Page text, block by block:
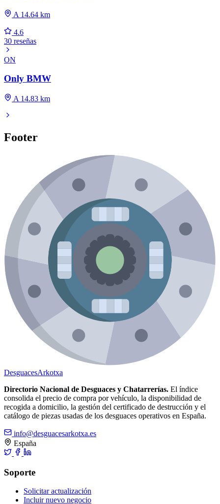
A 14.64 km
4.6
30 reseñas
ON
Only BMW
A 14.83 km
Footer
DesguacesArkotxa
Directorio Nacional de Desguaces y Chatarrerías. El índice
consolida el precio de compra por vehículo, la disponibilidad de
recogida a domicilio, la gestión del certificado de destrucción y el
catálogo de piezas usadas de los desguaces operativos en España.
info@desguacesarkotxa.es
España
Soporte
Solicitar actualización
Incluir nuevo negocio